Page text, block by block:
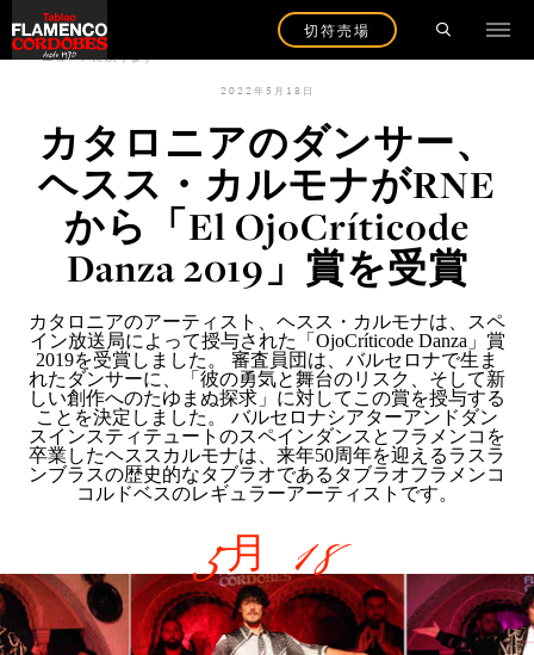
切符売場
ニュースに戻ります
2022年5月18日
カタロニアのダンサー、
ヘスス・カルモナがRNE
から「El OjoCríticode
Danza 2019」賞を受賞
カタロニアのアーティスト、ヘスス・カルモナは、スペ
イン放送局によって授与された 「OjoCríticode Danza」賞
2019を受賞しました 。 審査員団は、バルセロナで生ま
れたダンサーに、「彼の勇気と舞台のリスク、そして新
しい創作へのたゆまぬ探求」に対してこの賞を授与する
ことを決定しました。 バルセロナシアターアンドダン
スインスティテュートのスペインダンスとフラメンコを
卒業したヘススカルモナは、来年50周年を迎 えるラスラ
ンブラスの歴史的なタブラオであるタブラオフラメンコ
コルドベスのレギュラーアーティストです。
5月 18